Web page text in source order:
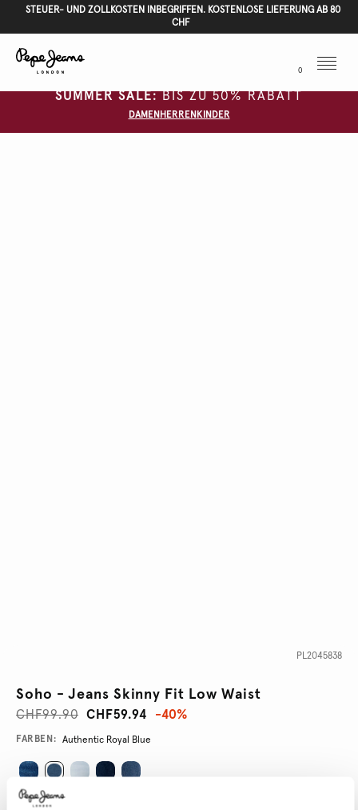
STEUER- UND ZOLLKOSTEN INBEGRIFFEN. KOSTENLOSE LIEFERUNG AB 80
CHF
0
Menu
SUMMER SALE:BIS ZU 50% RABATT
DAMEN HERREN KINDER
PL2045838
Soho - Jeans Skinny Fit Low Waist
CHF59.94
CHF99.90 -40%
Promotions
Variations
FARBEN: Authentic Royal Blue